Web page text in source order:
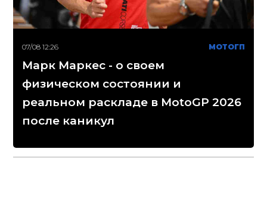
07/08 12:26 МОТОГП
Марк Маркес - о своем
физическом состоянии и
реальном раскладе в MotoGP 2026
после каникул